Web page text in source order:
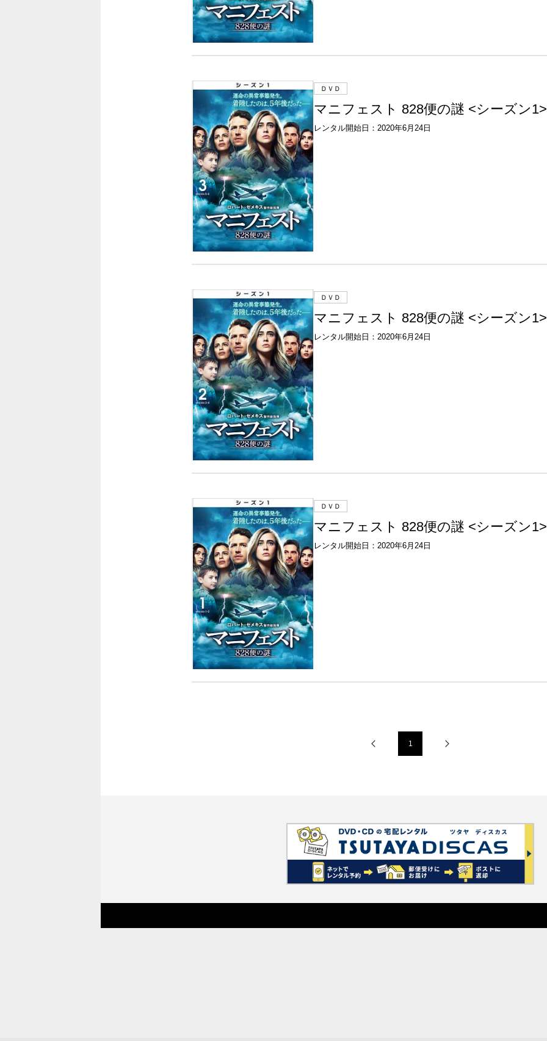
ＤＶＤ
マニフェスト 828便の謎 <シーズン
レンタル開始日：2020年6月24日
ＤＶＤ
マニフェスト 828便の謎 <シーズン
レンタル開始日：2020年6月24日
ＤＶＤ
マニフェスト 828便の謎 <シーズン
レンタル開始日：2020年6月24日
1